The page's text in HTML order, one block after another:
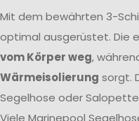
Mit dem bewährten 3-
optimal ausgerüstet. Die
vom Körper weg,
Wärmeisolierung sorgt.
Segelhose oder
Viele Marinepool